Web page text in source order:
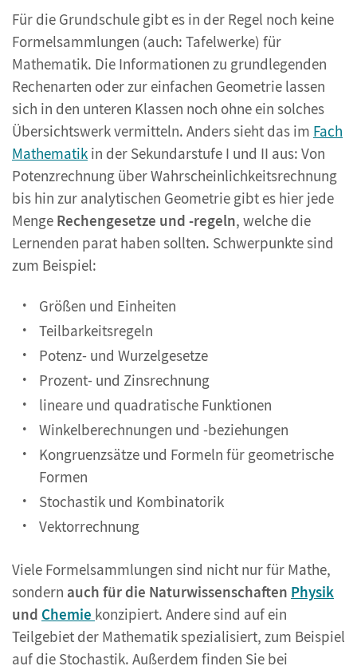
Für die Grundschule gibt es in der Regel noch keine
Formelsammlungen (auch: Tafelwerke) für
Mathematik. Die Informationen zu grundlegenden
Rechenarten oder zur einfachen Geometrie lassen
sich in den unteren Klassen noch ohne ein solches
Übersichtswerk vermitteln. Anders sieht das im Fach
Mathematik in der Sekundarstufe I und II aus: Von
Potenzrechnung über Wahrscheinlichkeitsrechnung
bis hin zur analytischen Geometrie gibt es hier jede
Menge Rechengesetze und -regeln, welche die
Lernenden parat haben sollten. Schwerpunkte sind
zum Beispiel:
Größen und Einheiten
Teilbarkeitsregeln
Potenz- und Wurzelgesetze
Prozent- und Zinsrechnung
lineare und quadratische Funktionen
Winkelberechnungen und -beziehungen
Kongruenzsätze und Formeln für geometrische
Formen
Stochastik und Kombinatorik
Vektorrechnung
Viele Formelsammlungen sind nicht nur für Mathe,
sondern auch für die Naturwissenschaften Physik
und Chemie konzipiert. Andere sind auf ein
Teilgebiet der Mathematik spezialisiert, zum Beispiel
auf die Stochastik. Außerdem finden Sie bei